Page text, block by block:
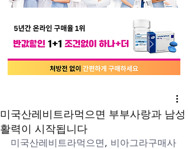
미국산레비트라먹으면 부부사랑과 남성
활력이 시작됩니다
미국산레비트라먹으면, 비아그라구매사